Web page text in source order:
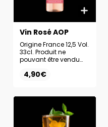
Vin Rosé AOP
Origine France 12,5 Vol.
33cl. Produit ne
pouvant être vendu
mineurs.
4,90€